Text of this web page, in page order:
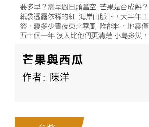
芒果與西瓜
作者: 陳洋